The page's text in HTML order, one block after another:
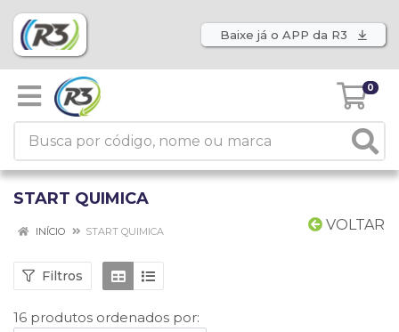
Baixe já o APP da R3
0
START QUIMICA
VOLTAR
INÍCIO START QUIMICA
Filtros
16 produtos ordenados por: